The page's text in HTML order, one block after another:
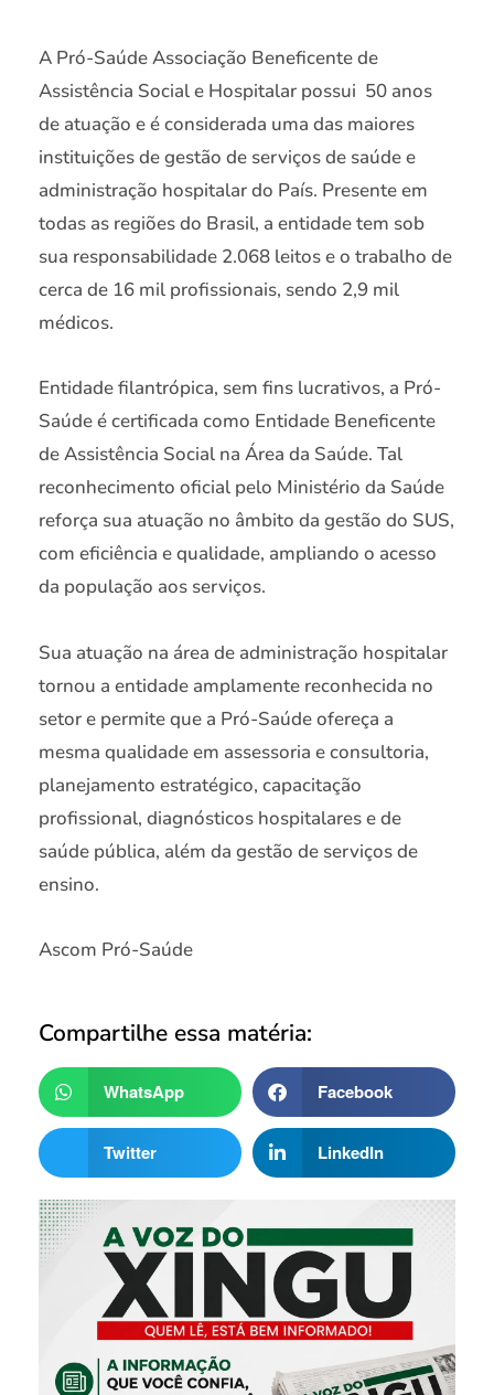
A Pró-Saúde Associação Beneficente de
Assistência Social e Hospitalar possui 50 anos
de atuação e é considerada uma das maiores
instituições de gestão de serviços de saúde e
administração hospitalar do País. Presente em
todas as regiões do Brasil, a entidade tem sob
sua responsabilidade 2.068 leitos e o trabalho de
cerca de 16 mil profissionais, sendo 2,9 mil
médicos.
Entidade filantrópica, sem fins lucrativos, a Pró-
Saúde é certificada como Entidade Beneficente
de Assistência Social na Área da Saúde. Tal
reconhecimento oficial pelo Ministério da Saúde
reforça sua atuação no âmbito da gestão do SUS,
com eficiência e qualidade, ampliando o acesso
da população aos serviços.
Sua atuação na área de administração hospitalar
tornou a entidade amplamente reconhecida no
setor e permite que a Pró-Saúde ofereça a
mesma qualidade em assessoria e consultoria,
planejamento estratégico, capacitação
profissional, diagnósticos hospitalares e de
saúde pública, além da gestão de serviços de
ensino.
Ascom Pró-Saúde
Compartilhe essa matéria:
WhatsApp Facebook
Twitter LinkedIn